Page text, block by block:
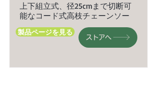
上下組立式、径25cmまで切断可
能なコード式高枝チェーンソー
製品ページを見る
ストアへ